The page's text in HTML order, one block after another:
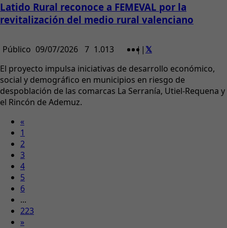
Latido Rural reconoce a FEMEVAL por la
revitalización del medio rural valenciano
Público 09/07/2026 7 1.013 | |
El proyecto impulsa iniciativas de desarrollo económico,
social y demográfico en municipios en riesgo de
despoblación de las comarcas La Serranía, Utiel-Requena y
el Rincón de Ademuz.
«
1
2
3
4
5
6
...
223
»